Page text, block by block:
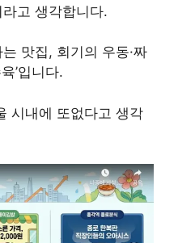
고 생각합니다.
맛집, 회기의 우동·짜
’입니다.
시내에 또없다고 생각